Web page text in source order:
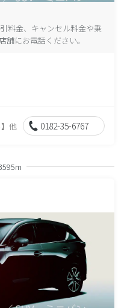
料金、キャンセル料金や乗
舗にお電話ください。
他 0182-35-6767